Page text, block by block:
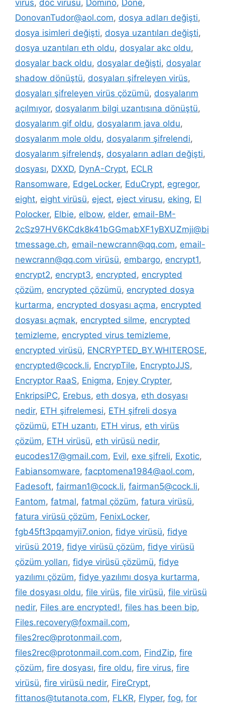
virüs, doc virüsü, Domino, Done,
DonovanTudor@aol.com, dosya adları değişti,
dosya isimleri değişti, dosya uzantıları değişti,
dosya uzantıları eth oldu, dosyalar akc oldu,
dosyalar back oldu, dosyalar değişti, dosyalar
shadow dönüştü, dosyaları şifreleyen virüs,
dosyaları şifreleyen virüs çözümü, dosyalarım
açılmıyor, dosyalarım bilgi uzantısına dönüştü,
dosyalarım gif oldu, dosyalarım java oldu,
dosyalarım mole oldu, dosyalarım şifrelendi,
dosyalarım şifrelendş, dosyaların adları değişti,
dosyası, DXXD, DynA-Crypt, ECLR
Ransomware, EdgeLocker, EduCrypt, egregor,
eight, eight virüsü, eject, eject virusu, eking, El
Polocker, Elbie, elbow, elder, email-BM-
2cSz97HV6KCdk8k41bGGmabXF1yBXUZmji@bi
tmessage.ch, email-newcrann@qq.com, email-
newcrann@qq.com virüsü, embargo, encrypt1,
encrypt2, encrypt3, encrypted, encrypted
çözüm, encrypted çözümü, encrypted dosya
kurtarma, encrypted dosyası açma, encrypted
dosyası açmak, encrypted silme, encrypted
temizleme, encrypted virus temizleme,
encrypted virüsü, ENCRYPTED_BY.WHITEROSE,
encrypted@cock.li, EncrypTile, EncryptoJJS,
Encryptor RaaS, Enigma, Enjey Crypter,
EnkripsiPC, Erebus, eth dosya, eth dosyası
nedir, ETH şifrelemesi, ETH şifreli dosya
çözümü, ETH uzantı, ETH virus, eth virüs
çözüm, ETH virüsü, eth virüsü nedir,
eucodes17@gmail.com, Evil, exe şifreli, Exotic,
Fabiansomware, facptomena1984@aol.com,
Fadesoft, fairman1@cock.li, fairman5@cock.li,
Fantom, fatmal, fatmal çözüm, fatura virüsü,
fatura virüsü çözüm, FenixLocker,
fgb45ft3pqamyji7.onion, fidye virüsü, fidye
virüsü 2019, fidye virüsü çözüm, fidye virüsü
çözüm yolları, fidye virüsü çözümü, fidye
yazılımı çözüm, fidye yazılımı dosya kurtarma,
file dosyası oldu, file virüs, file virüsü, file virüsü
nedir, Files are encrypted!, files has been bip,
Files.recovery@foxmail.com,
files2rec@protonmail.com,
files2rec@protonmail.com.com, FindZip, fire
çözüm, fire dosyası, fire oldu, fire virus, fire
virüsü, fire virüsü nedir, FireCrypt,
fittanos@tutanota.com, FLKR, Flyper, fog, for